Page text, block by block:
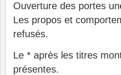
Ouverture des portes
Les propos et
refusés.
Le * après les titres
présentes.